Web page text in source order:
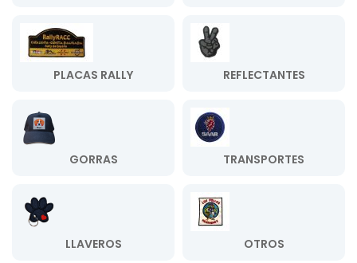
PLACAS RALLY REFLECTANTES
GORRAS TRANSPORTES
LLAVEROS OTROS